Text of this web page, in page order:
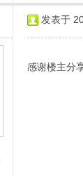
发表于
感谢楼主分